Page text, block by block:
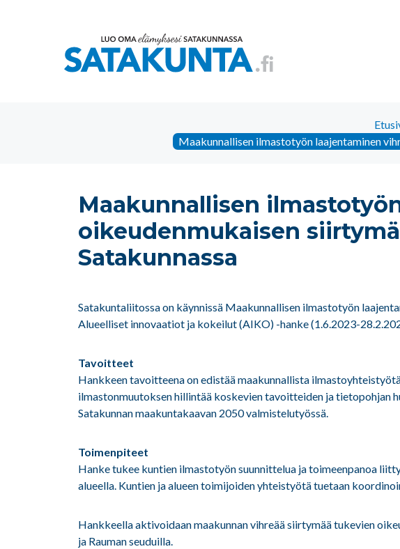
Maakunnallisen ilmastotyön laajentaminen
Maakunnallisen
oikeudenmukaisen
Satakunnassa
Satakuntaliitossa on käynnissä Maakunnallisen ilmastotyön
Alueelliset innovaatiot ja kokeilut (AIKO) -hanke (1.6.2023-
Tavoitteet
Hankkeen tavoitteena on edistää maakunnallista
ilmastonmuutoksen hillintää koskevien tavoitteiden ja tietopohjan
Satakunnan maakuntakaavan 2050 valmistelutyössä.
Toimenpiteet
Hanke tukee kuntien ilmastotyön suunnittelua ja toimeenpanoa
alueella. Kuntien ja alueen toimijoiden yhteistyötä tuetaan
Hankkeella aktivoidaan maakunnan vihreää siirtymää tukevien
ja Rauman seuduilla.